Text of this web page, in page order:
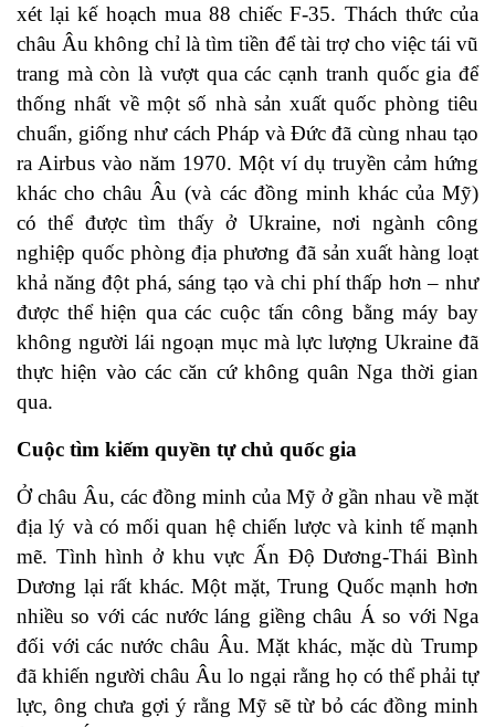
xét lại kế hoạch mua 88 chiếc F-35. Thách thức của
châu Âu không chỉ là tìm tiền để tài trợ cho việc tái vũ
trang mà còn là vượt qua các cạnh tranh quốc gia để
thống nhất về một số nhà sản xuất quốc phòng tiêu
chuẩn, giống như cách Pháp và Đức đã cùng nhau tạo
ra Airbus vào năm 1970. Một ví dụ truyền cảm hứng
khác cho châu Âu (và các đồng minh khác của Mỹ)
có thể được tìm thấy ở Ukraine, nơi ngành công
nghiệp quốc phòng địa phương đã sản xuất hàng loạt
khả năng đột phá, sáng tạo và chi phí thấp hơn – như
được thể hiện qua các cuộc tấn công bằng máy bay
không người lái ngoạn mục mà lực lượng Ukraine đã
thực hiện vào các căn cứ không quân Nga thời gian
qua.
Cuộc tìm kiếm quyền tự chủ quốc gia
Ở châu Âu, các đồng minh của Mỹ ở gần nhau về mặt
địa lý và có mối quan hệ chiến lược và kinh tế mạnh
mẽ. Tình hình ở khu vực Ấn Độ Dương-Thái Bình
Dương lại rất khác. Một mặt, Trung Quốc mạnh hơn
nhiều so với các nước láng giềng châu Á so với Nga
đối với các nước châu Âu. Mặt khác, mặc dù Trump
đã khiến người châu Âu lo ngại rằng họ có thể phải tự
lực, ông chưa gợi ý rằng Mỹ sẽ từ bỏ các đồng minh